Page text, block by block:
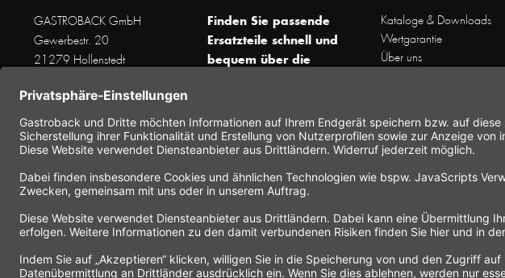
GASTROBACK GmbH
Gewerbestr. 20
21279 Hollenstedt
Finden Sie passende
Ersatzteile schnell und
bequem über die
erreichen Sie telefonisch
Dienstags bis Donnerstags von
10 bis 16 Uhr (außer an
Feiertagen) unter Telefon +49
(0) 41 65 / 22 25 - 0
Nutzen Sie unser
Kontaktformular für eine
schnelle und einfache
Kataloge & Downloads
Wertgarantie
Über uns
Affiliate-Partnerprogramm
Themenwelten
Handelsvertretungen
Geschäftsbedingungen
Hinweise zur